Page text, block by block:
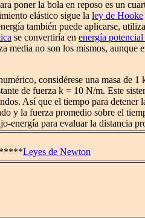
poner la bola en reposo es un
elástico sigue la ley de Hooke
también puede aplicarse,
se convertiría en energía
media no son los mismos, aunque
considérese una masa de 1
de fuerza k = 10 N/m. Este
Así que el tiempo para detener
y la fuerza promedio sobre el
energía para evaluar la distancia
*****Leyes de Newton